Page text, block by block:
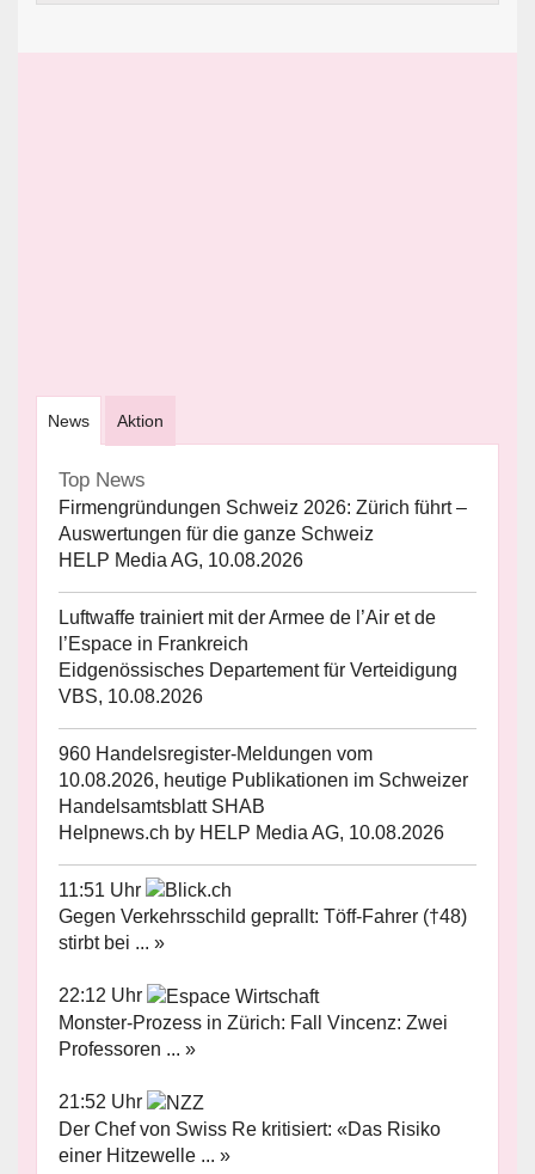
News Aktion
Top News
Firmengründungen Schweiz 2026: Zürich führt –
Auswertungen für die ganze Schweiz
HELP Media AG, 10.08.2026
Luftwaffe trainiert mit der Armee de l’Air et de
l’Espace in Frankreich
Eidgenössisches Departement für Verteidigung
VBS, 10.08.2026
960 Handelsregister-Meldungen vom
10.08.2026, heutige Publikationen im Schweizer
Handelsamtsblatt SHAB
Helpnews.ch by HELP Media AG, 10.08.2026
11:51 Uhr
Gegen Verkehrsschild geprallt: Töff-Fahrer (†48)
stirbt bei ... »
22:12 Uhr
Monster-Prozess in Zürich: Fall Vincenz: Zwei
Professoren ... »
21:52 Uhr
Der Chef von Swiss Re kritisiert: «Das Risiko
einer Hitzewelle ... »